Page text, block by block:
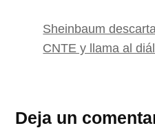
Sheinbaum
CNTE y llama al
Deja un